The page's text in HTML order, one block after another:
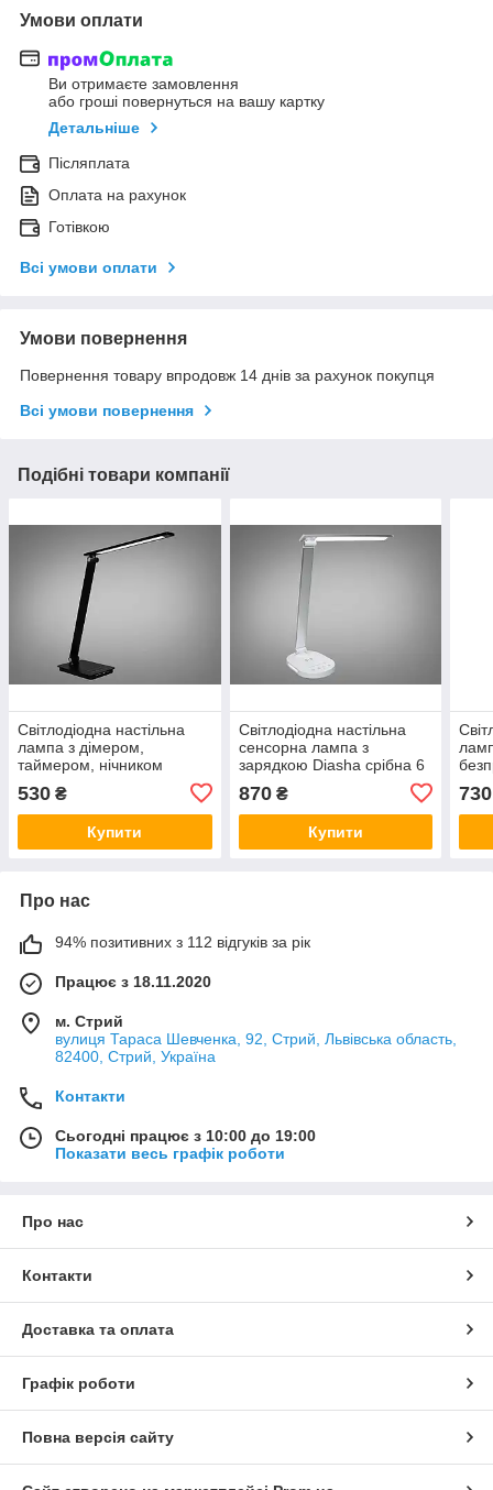
Умови оплати
Ви отримаєте замовлення
або гроші повернуться на вашу картку
Детальніше
Післяплата
Оплата на рахунок
Готівкою
Всі умови оплати
Умови повернення
Повернення товару впродовж 14 днів за рахунок покупця
Всі умови повернення
Подібні товари компанії
Світлодіодна настільна
лампа з дімером,
таймером, нічником
Diasha 6Вт, чорна 5502P
BK
530 ₴
Купити
Світлодіодна настільна
сенсорна лампа з
зарядкою Diasha срібна 6
870₴
Купити
730
Про нас
94% позитивних з 112 відгуків за рік
Працює з 18.11.2020
м. Стрий
вулиця Тараса Шевченка, 92, Стрий, Львівська область,
82400, Стрий, Україна
Контакти
Сьогодні працює з 10:00 до 19:00
Показати весь графік роботи
Про нас
Контакти
Доставка та оплата
Графік роботи
Повна версія сайту